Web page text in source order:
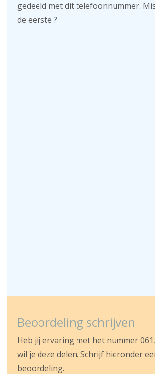
gedeeld met dit telefoonnummer.
de eerste ?
Beoordeling schrijven
Heb jij ervaring met het nummer
wil je deze delen. Schrijf hieronder
beoordeling.